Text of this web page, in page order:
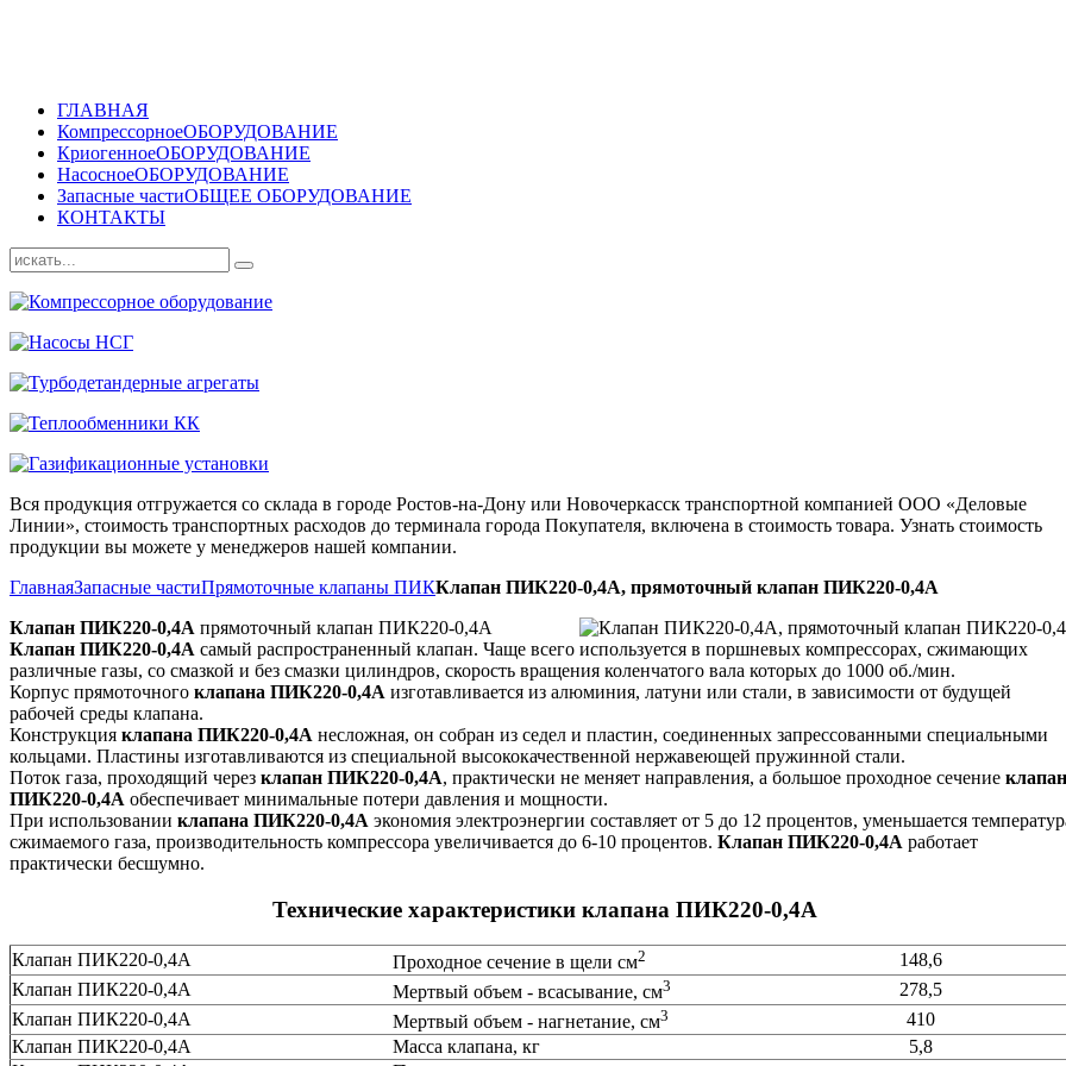
ГЛАВНАЯ
КомпрессорноеОБОРУДОВАНИЕ
КриогенноеОБОРУДОВАНИЕ
НасосноеОБОРУДОВАНИЕ
Запасные частиОБЩЕЕ ОБОРУДОВАНИЕ
КОНТАКТЫ
Вся продукция отгружается со склада в городе Ростов-на-Дону или Новочеркасск транспортной компанией ООО «Деловые
Линии», стоимость транспортных расходов до терминала города Покупателя, включена в стоимость товара. Узнать стоимость
продукции вы можете у менеджеров нашей компании.
ГлавнаяЗапасные частиПрямоточные клапаны ПИККлапан ПИК220-0,4А, прямоточный клапан ПИК220-0,4А
Клапан ПИК220-0,4А прямоточный клапан ПИК220-0,4А
Клапан ПИК220-0,4А самый распространенный клапан. Чаще всего используется в поршневых компрессорах, сжимающих
различные газы, со смазкой и без смазки цилиндров, скорость вращения коленчатого вала которых до 1000 об./мин.
Корпус прямоточного клапана ПИК220-0,4А изготавливается из алюминия, латуни или стали, в зависимости от будущей
рабочей среды клапана.
Конструкция клапана ПИК220-0,4А несложная, он собран из седел и пластин, соединенных запрессованными специальными
кольцами. Пластины изготавливаются из специальной высококачественной нержавеющей пружинной стали.
Поток газа, проходящий через клапан ПИК220-0,4А, практически не меняет направления, а большое проходное сечение
ПИК220-0,4А обеспечивает минимальные потери давления и мощности.
При использовании клапана ПИК220-0,4А экономия электроэнергии составляет от 5 до 12 процентов, уменьшается
сжимаемого газа, производительность компрессора увеличивается до 6-10 процентов. Клапан ПИК220-0,4А работает
практически бесшумно.
Технические характеристики клапана ПИК220-0,4А
Клапан ПИК220-0,4А Проходное сечение в щели см2
148,6
Клапан ПИК220-0,4А
Мертвый объем - всасывание, см3
278,5
Клапан ПИК220-0,4А
Мертвый объем - нагнетание, см3
410
Клапан ПИК220-0,4А
Масса клапана, кг
5,8